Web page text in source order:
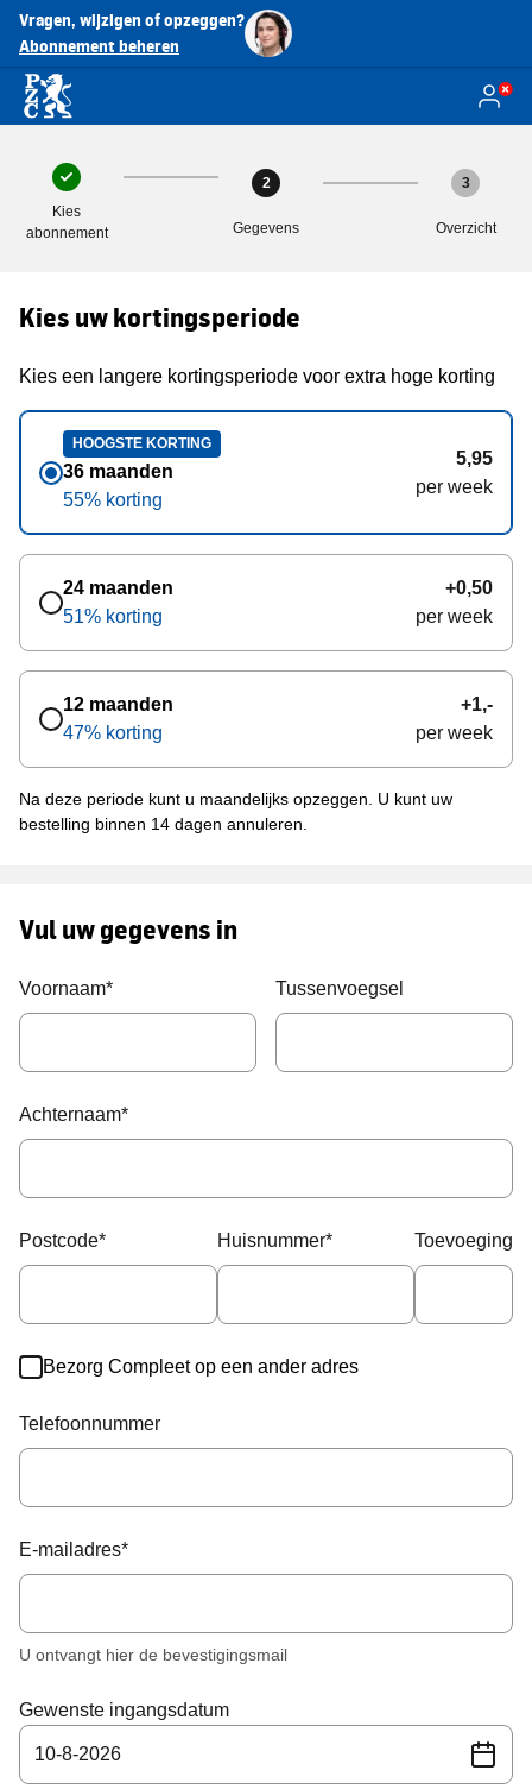
Vragen, wijzigen of opzeggen?
Abonnement beheren
Kies
abonnement
2
Gegevens
3
Overzicht
Kies uw kortingsperiode
Kies een langere kortingsperiode voor extra hoge korting
HOOGSTE KORTING
36 maanden
55% korting
5,95
per week
24 maanden
51% korting
+0,50
per week
12 maanden
47% korting
+1,-
per week
Na deze periode kunt u maandelijks opzeggen.
U kunt uw
bestelling binnen 14 dagen annuleren.
Vul uw gegevens in
Voornaam* Tussenvoegsel
Achternaam*
Postcode* Huisnummer* Toevoeging
Bezorg Compleet op een ander adres
Telefoonnummer
E-mailadres*
U ontvangt hier de bevestigingsmail
Gewenste ingangsdatum
10-8-2026